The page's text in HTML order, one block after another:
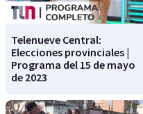
Telenueve Central:
Elecciones provinciales |
Programa del 15 de mayo
de 2023